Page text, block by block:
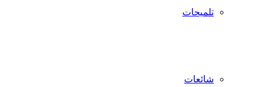
تلميحات
شائعات